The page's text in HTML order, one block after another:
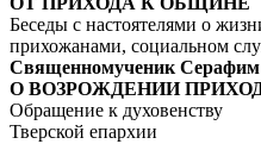
Беседы с настоятелями о
прихожанами, социальном
Священномученик Серафим
О ВОЗРОЖДЕНИИ
Обращение к духовенству
Тверской епархии